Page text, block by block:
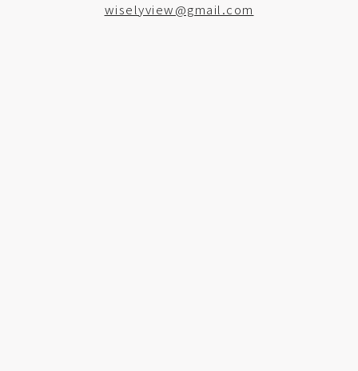
wiselyview@gmail.com